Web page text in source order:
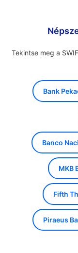
Tekintse meg a
Bank
Banco
MKB
Fifth
Piraeus